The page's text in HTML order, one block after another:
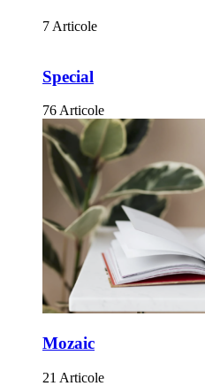
7 Articole
Special
76 Articole
Mozaic
21 Articole